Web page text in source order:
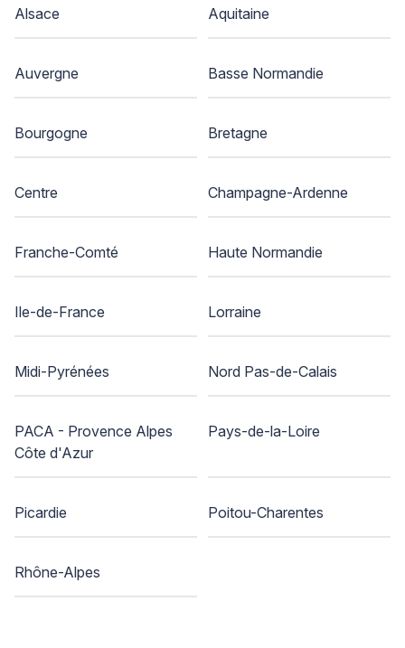
Alsace Aquitaine
Auvergne Basse Normandie
Bourgogne Bretagne
Centre Champagne-Ardenne
Franche-Comté Haute Normandie
Ile-de-France Lorraine
Midi-Pyrénées Nord Pas-de-Calais
PACA - Provence Alpes
Côte d'Azur
Pays-de-la-Loire
Picardie Poitou-Charentes
Rhône-Alpes